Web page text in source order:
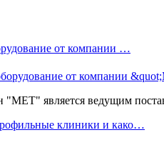
от компании …
"МЕТ" является ведущим
клиники и како…